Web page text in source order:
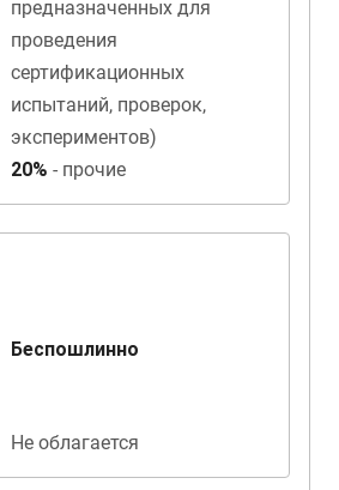
предназначенных для
проведения
сертификационных
испытаний, проверок,
экспериментов)
20% - прочие
Беспошлинно
Не облагается